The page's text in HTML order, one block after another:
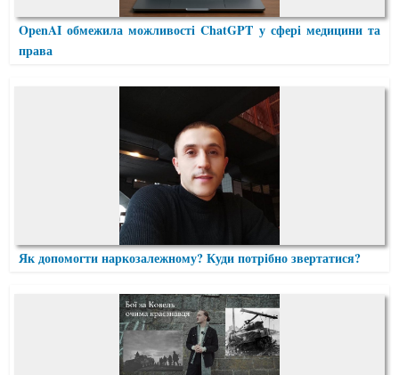
OpenAI обмежила можливості ChatGPT у сфері медицини та
права
Як допомогти наркозалежному? Куди потрібно звертатися?